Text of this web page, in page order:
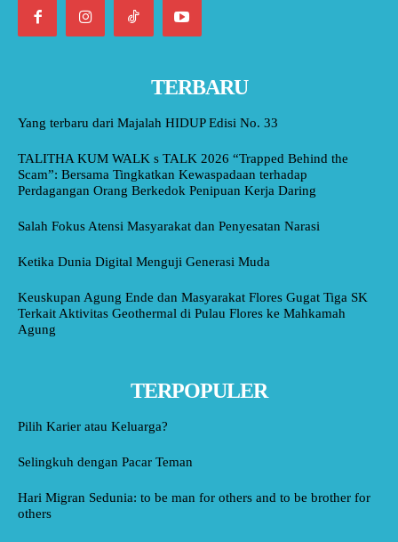
TERBARU
Yang terbaru dari Majalah HIDUP Edisi No. 33
TALITHA KUM WALK s TALK 2026 “Trapped Behind the
Scam”: Bersama Tingkatkan Kewaspadaan terhadap
Perdagangan Orang Berkedok Penipuan Kerja Daring
Salah Fokus Atensi Masyarakat dan Penyesatan Narasi
Ketika Dunia Digital Menguji Generasi Muda
Keuskupan Agung Ende dan Masyarakat Flores Gugat Tiga SK
Terkait Aktivitas Geothermal di Pulau Flores ke Mahkamah
Agung
TERPOPULER
Pilih Karier atau Keluarga?
Selingkuh dengan Pacar Teman
Hari Migran Sedunia: to be man for others and to be brother for
others